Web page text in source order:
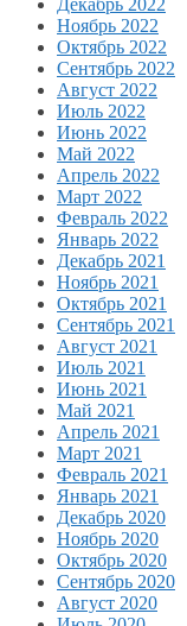
Ноябрь 2022
Октябрь 2022
Сентябрь 2022
Август 2022
Июль 2022
Июнь 2022
Май 2022
Апрель 2022
Март 2022
Февраль 2022
Январь 2022
Декабрь 2021
Ноябрь 2021
Октябрь 2021
Сентябрь 2021
Август 2021
Июль 2021
Июнь 2021
Май 2021
Апрель 2021
Март 2021
Февраль 2021
Январь 2021
Декабрь 2020
Ноябрь 2020
Октябрь 2020
Сентябрь 2020
Август 2020